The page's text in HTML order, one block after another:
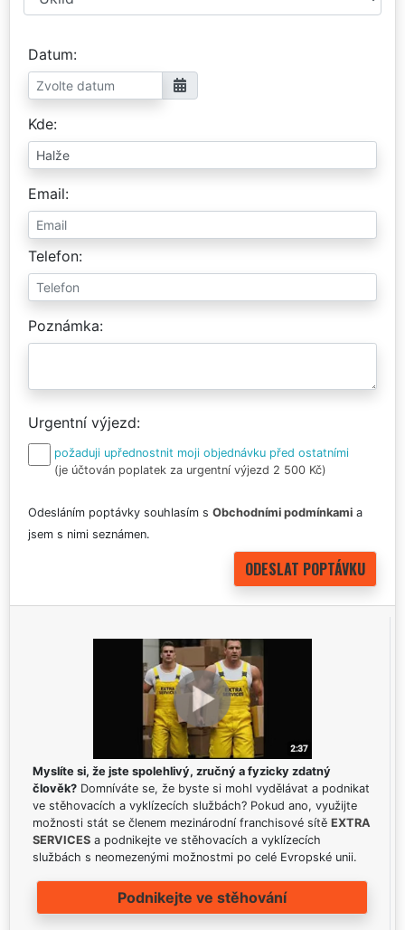
Datum
Kde
Email
Telefon
Poznámka
Urgentní výjezd
požaduji upřednostnit moji objednávku před ostatními
(je účtován poplatek za urgentní výjezd 2 500 Kč)
Odesláním poptávky souhlasím s Obchodními podmínkami a
jsem s nimi seznámen.
Myslíte si, že jste spolehlivý, zručný a fyzicky zdatný
člověk? Domníváte se, že byste si mohl vydělávat a podnikat
ve stěhovacích a vyklízecích službách? Pokud ano, využijte
možnosti stát se členem mezinárodní franchisové sítě EXTRA
SERVICES a podnikejte ve stěhovacích a vyklízecích
službách s neomezenými možnostmi po celé Evropské unii.
Podnikejte ve stěhování